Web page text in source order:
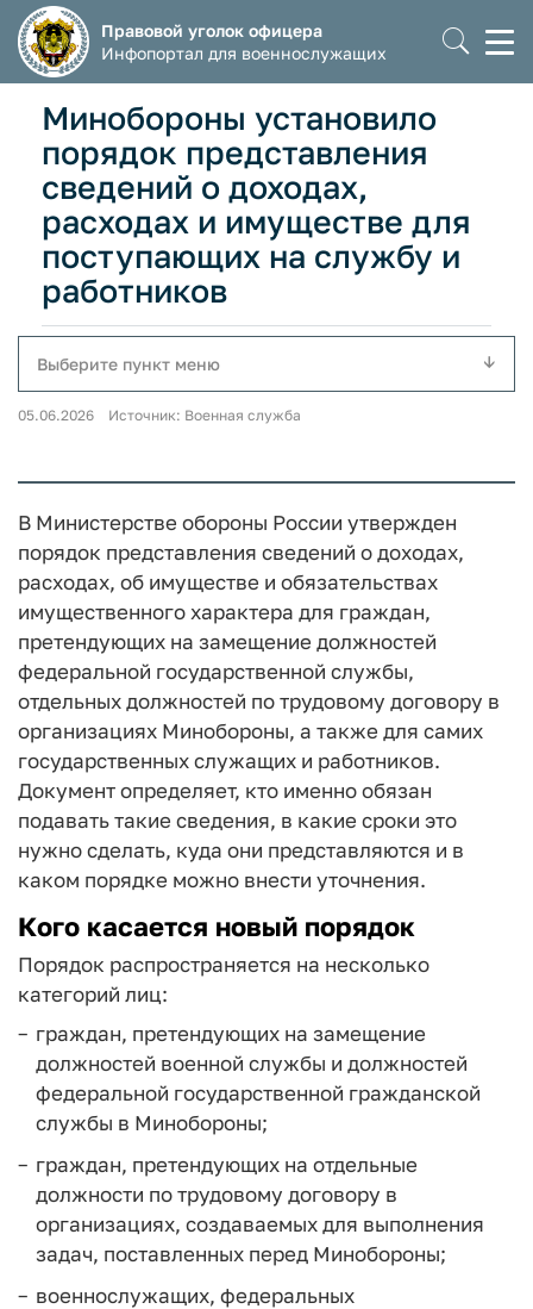
Правовой уголок офицера
Инфопортал для военнослужащих
Минобороны установило
порядок представления
сведений о доходах,
расходах и имуществе для
поступающих на службу и
работников
Выберите пункт меню
05.06.2026 Источник: Военная служба
В Министерстве обороны России утвержден
порядок представления сведений о доходах,
расходах, об имуществе и обязательствах
имущественного характера для граждан,
претендующих на замещение должностей
федеральной государственной службы,
отдельных должностей по трудовому договору в
организациях Минобороны, а также для самих
государственных служащих и работников.
Документ определяет, кто именно обязан
подавать такие сведения, в какие сроки это
нужно сделать, куда они представляются и в
каком порядке можно внести уточнения.
Кого касается новый порядок
Порядок распространяется на несколько
категорий лиц:
граждан, претендующих на замещение
должностей военной службы и должностей
федеральной государственной гражданской
службы в Минобороны;
граждан, претендующих на отдельные
должности по трудовому договору в
организациях, создаваемых для выполнения
задач, поставленных перед Минобороны;
военнослужащих, федеральных